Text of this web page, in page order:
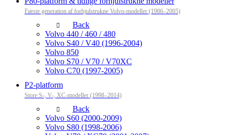
Første generation af forhjulstrukne Volvo-modeller (1986–2005)
Back
Volvo 440 / 460 / 480
Volvo S40 / V40 (1996-2004)
Volvo 850
Volvo S70 / V70 / V70XC
Volvo C70 (1997-2005)
P2-platform
Store S-, V-, XC-modeller (1998–2014)
Back
Volvo S60 (2000-2009)
Volvo S80 (1998-2006)